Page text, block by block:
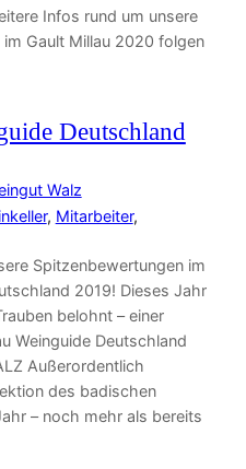
Infos rund um unsere
Gault Millau 2020 folgen
Deutschland
Walz
, Mitarbeiter
Spitzenbewertungen im
2019! Dieses Jahr
belohnt – einer
Weinguide Deutschland
Außerordentlich
des badischen
– noch mehr als bereits